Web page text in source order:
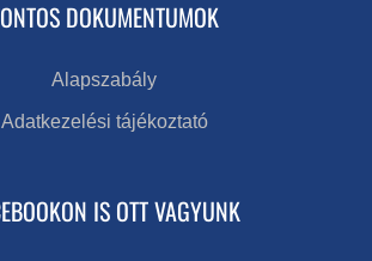
DOKUMENTUMOK
Alapszabály
Adatkezelési tájékoztató
IS OTT VAGYUNK